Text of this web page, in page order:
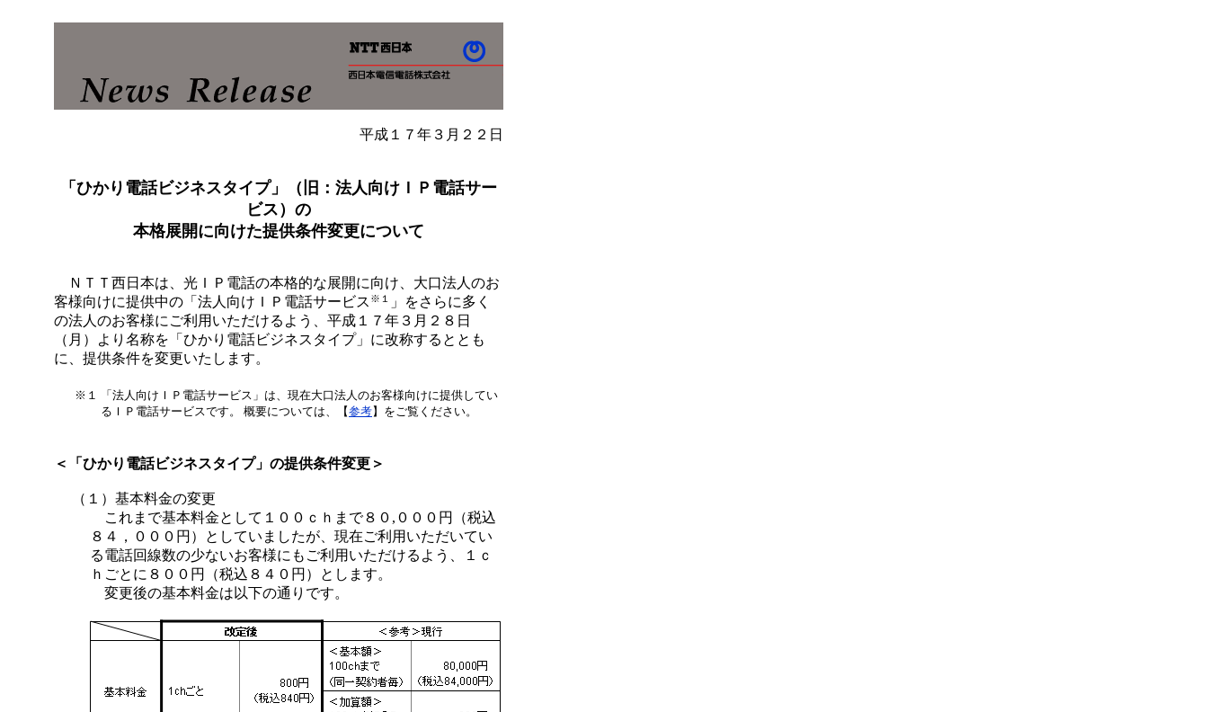
平成１７年３月２２日
「ひかり電話ビジネスタイプ」（旧：法人向けＩＰ電話サー
ビス）の
本格展開に向けた提供条件変更について
ＮＴＴ西日本は、光ＩＰ電話の本格的な展開に向け、大口法人のお
客様向けに提供中の「法人向けＩＰ電話サービス ※１
」をさらに多く
の法人のお客様にご利用いただけるよう、平成１７年３月２８日
（月）より名称を「ひかり電話ビジネスタイプ」に改称するととも
に、提供条件を変更いたします。
※１
「法人向けＩＰ電話サービス」は、現在大口法人のお客様向けに提供してい
るＩＰ電話サービスです。 概要については、【参考】をご覧ください。
＜「ひかり電話ビジネスタイプ」の提供条件変更＞
（１）基本料金の変更
これまで基本料金として１００ｃｈまで８０,０００円（税込
８４，０００円）としていましたが、現在ご利用いただいてい
る電話回線数の少ないお客様にもご利用いただけるよう、１ｃ
ｈごとに８００円（税込８４０円）とします。
変更後の基本料金は以下の通りです。